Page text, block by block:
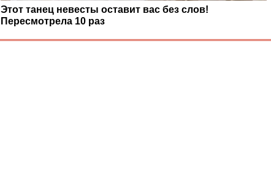
Этот танец невесты оставит вас без слов!
Пересмотрела 10 раз